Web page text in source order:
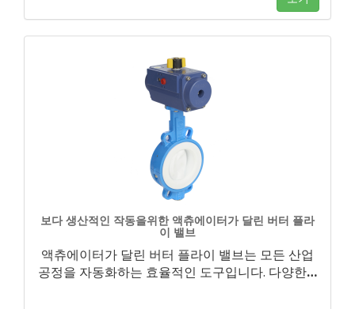
보다 생산적인 작동을위한 액츄에이터가 달린 버터 플라
이 밸브
액츄에이터가 달린 버터 플라이 밸브는 모든 산업
공정을 자동화하는 효율적인 도구입니다. 다양한…